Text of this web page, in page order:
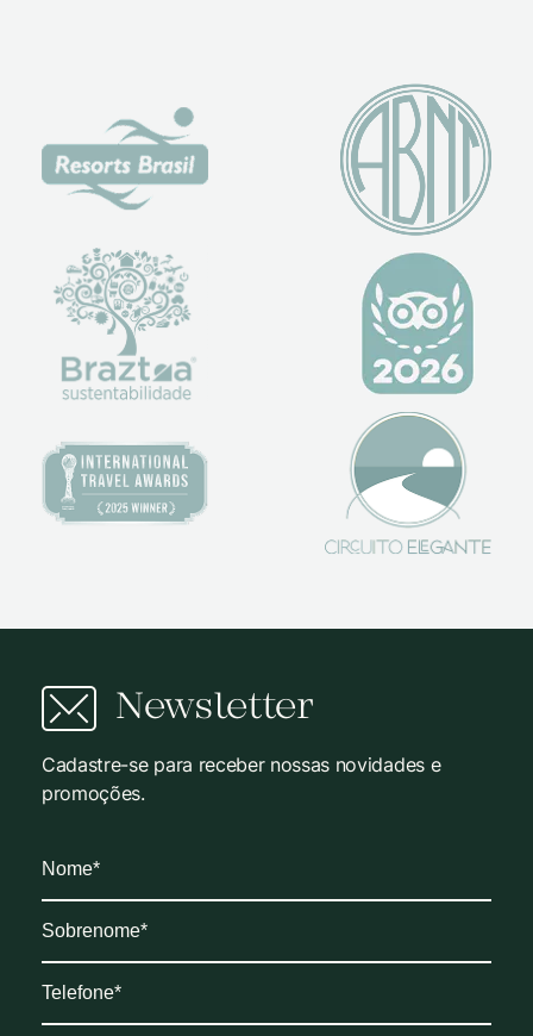
Newsletter
Cadastre-se para receber nossas novidades e
promoções.